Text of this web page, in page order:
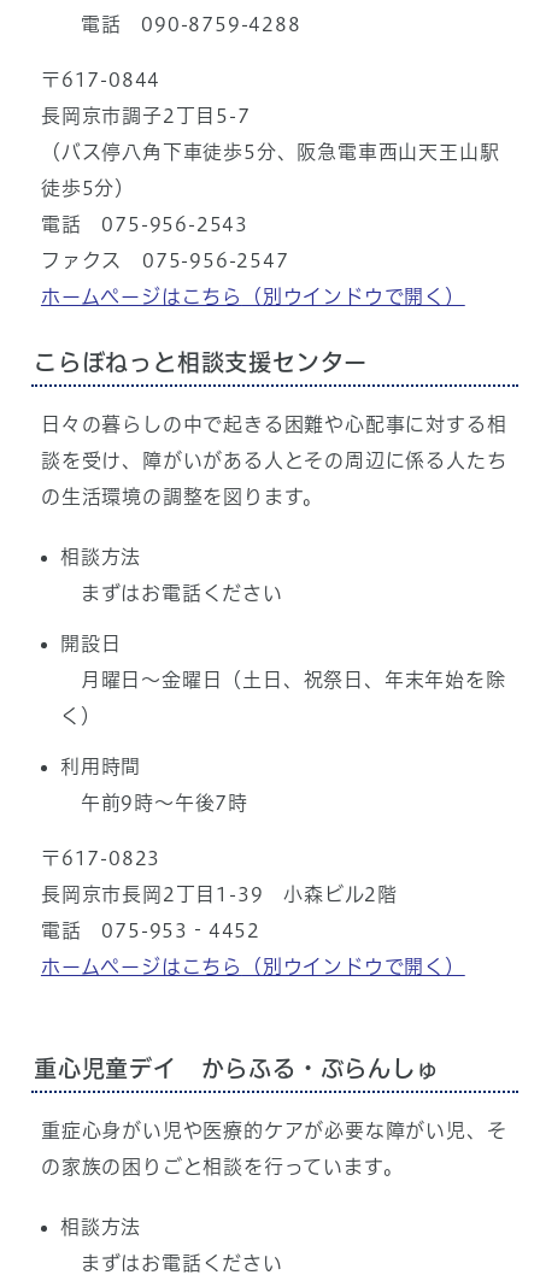
電話 090-8759-4288
〒617-0844
長岡京市調子2丁目5-7
（バス停八角下車徒歩5分、阪急電車西山天王山駅
徒歩5分）
電話 075-956-2543
ファクス 075-956-2547
ホームページはこちら
（別ウインドウで開く）
こらぼねっと相談支援センター
日々の暮らしの中で起きる困難や心配事に対する相
談を受け、障がいがある人とその周辺に係る人たち
の生活環境の調整を図ります。
相談方法
まずはお電話ください
開設日
月曜日～金曜日（土日、祝祭日、年末年始を除
く）
利用時間
午前9時～午後7時
〒617-0823
長岡京市長岡2丁目1-39 小森ビル2階
電話 075-953‐4452
ホームページはこちら
（別ウインドウで開く）
重心児童デイ からふる・ぶらんしゅ
重症心身がい児や医療的ケアが必要な障がい児、そ
の家族の困りごと相談を行っています。
相談方法
まずはお電話ください